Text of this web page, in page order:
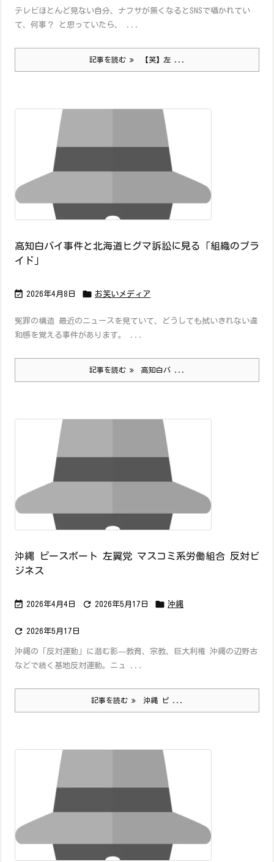
テレビほとんど見ない自分、ナフサが無くなるとSNSで囁かれてい
て、何事？ と思っていたら、 ...
記事を読む 【笑】左 ...
高知白バイ事件と北海道ヒグマ訴訟に見る「組織のプラ
イド」
 2026年4月8日  お笑いメディア
冤罪の構造 最近のニュースを見ていて、どうしても拭いきれない違
和感を覚える事件があります。 ...
記事を読む 高知白バ ...
沖縄 ピースボート 左翼党 マスコミ系労働組合 反対ビ
ジネス
 2026年4月4日  2026年5月17日  沖縄
 2026年5月17日
沖縄の「反対運動」に潜む影—教育、宗教、巨大利権 沖縄の辺野古
などで続く基地反対運動。ニュ ...
記事を読む 沖縄 ピ ...